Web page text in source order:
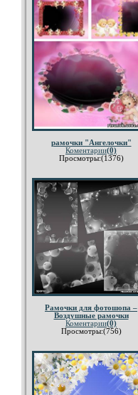
рамочки "Ангелочки"
Коментарии(0)
Просмотры:(1376)
Рамочки для фотошопа –
Воздушные рамочки
Коментарии(0)
Просмотры:(756)